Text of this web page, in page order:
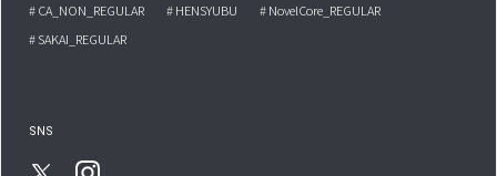
# CA_NON_REGULAR
# HENSYUBU
# NovelCore_REGULAR
# SAKAI_REGULAR
SNS